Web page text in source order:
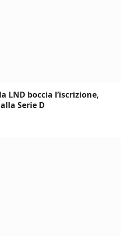
LND boccia l’iscrizione,
Serie D